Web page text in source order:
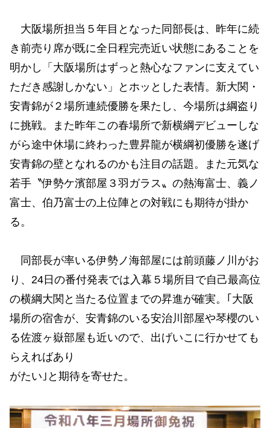
大阪場所担当５年目となった同部長は、昨年に続
き前売り席が既に全日程完売近い状態にあることを
明かし「大阪場所はずっと熱心なファンに支えてい
ただき感謝しかない」とホッとした表情。新大関・
安青錦が２場所連続優勝を果たし、今場所は綱盗り
に挑戦。また昨年この春場所で新横綱デビューしな
がら途中休場に終わった豊昇龍が横綱初優勝を遂げ
安青錦の壁となれるのかも注目の話題。また元気な
若手〝伊勢ケ濱部屋３羽ガラス〟の熱海富士、義ノ
富士、伯乃富士の上位陣との対戦にも期待が掛か
る。
同部長が率いる伊勢ノ海部屋には前頭藤ノ川がお
り、24日の番付発表では入幕５場所目で自己最高位
の横綱大関と当たる位置までの昇進が確実。｢大阪
場所の宿舎が、安青錦のいる安治川部屋や琴櫻のい
る佐渡ヶ嶽部屋も近いので、出げいこに行かせても
らえればあり
がたい｣と期待を寄せた。